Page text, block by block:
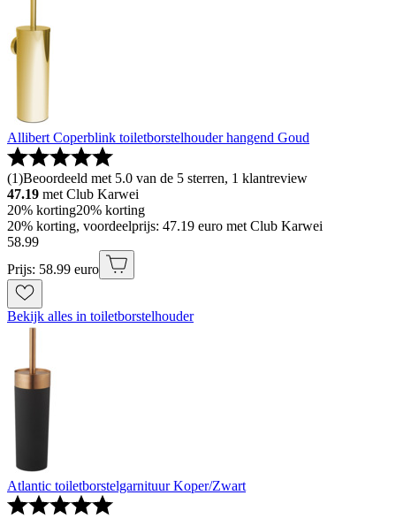
Allibert Coperblink toiletborstelhouder hangend Goud
(1)Beoordeeld met 5.0 van de 5 sterren, 1 klantreview
47.19 met Club Karwei
20% korting20% korting
20% korting, voordeelprijs: 47.19 euro met Club Karwei
58.99
Prijs: 58.99 euro
Bekijk alles in toiletborstelhouder
Atlantic toiletborstelgarnituur Koper/Zwart